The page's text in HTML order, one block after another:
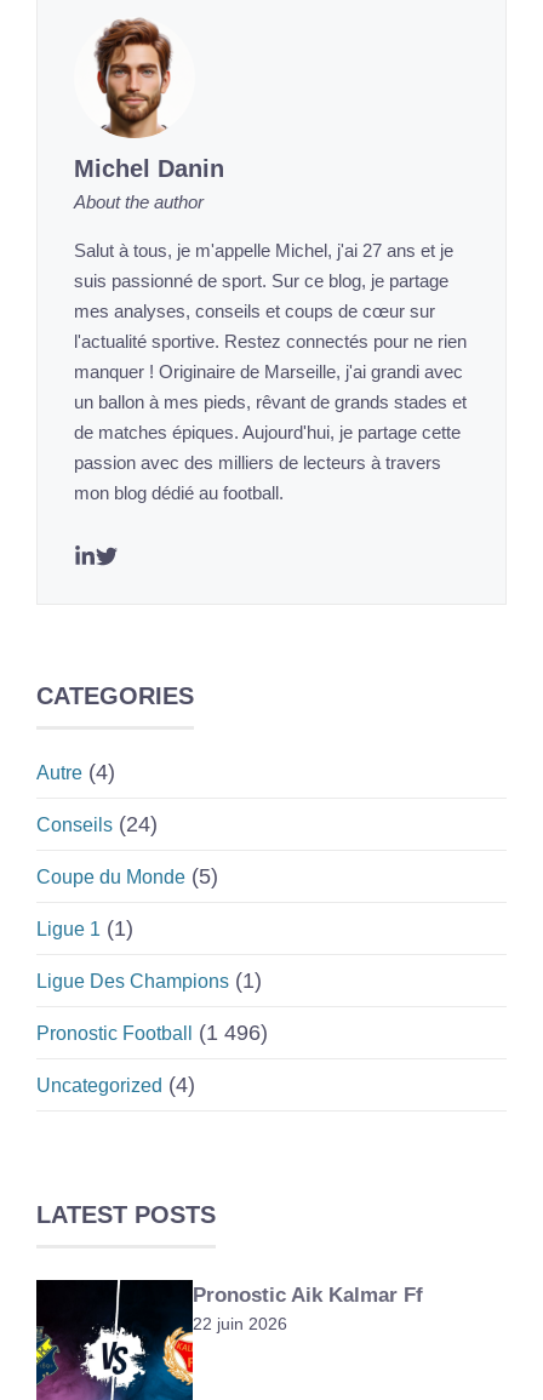
Michel Danin
About the author
Salut à tous, je m'appelle Michel, j'ai 27 ans et je
suis passionné de sport. Sur ce blog, je partage
mes analyses, conseils et coups de cœur sur
l'actualité sportive. Restez connectés pour ne rien
manquer ! Originaire de Marseille, j'ai grandi avec
un ballon à mes pieds, rêvant de grands stades et
de matches épiques. Aujourd'hui, je partage cette
passion avec des milliers de lecteurs à travers
mon blog dédié au football.
CATEGORIES
Autre (4)
Conseils (24)
Coupe du Monde (5)
Ligue 1 (1)
Ligue Des Champions (1)
Pronostic Football (1 496)
Uncategorized (4)
LATEST POSTS
Pronostic Aik Kalmar Ff
22 juin 2026